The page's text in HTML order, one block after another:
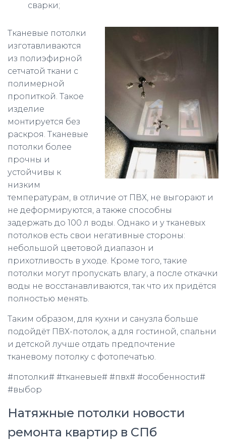
сварки;
Тканевые потолки
изготавливаются
из полиэфирной
сетчатой ткани с
полимерной
пропиткой. Такое
изделие
монтируется без
раскроя. Тканевые
потолки более
прочны и
устойчивы к
низким
температурам, в отличие от ПВХ, не выгорают и
не деформируются, а также способны
задержать до 100 л воды. Однако и у тканевых
потолков есть свои негативные стороны:
небольшой цветовой диапазон и
прихотливость в уходе. Кроме того, такие
потолки могут пропускать влагу, а после откачки
воды не восстанавливаются, так что их придётся
полностью менять.
Таким образом, для кухни и санузла больше
подойдёт ПВХ-потолок, а для гостиной, спальни
и детской лучше отдать предпочтение
тканевому потолку с фотопечатью.
#потолки# #тканевые# #пвх# #особенности#
#выбор
Натяжные потолки новости
ремонта квартир в СПб